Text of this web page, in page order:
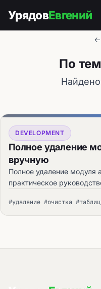
УрядовЕвгений
←
По
DEVELOPMENT
Полное удаление
вручную
Полное удаление
практическое
#удаление #очистка #таблиц